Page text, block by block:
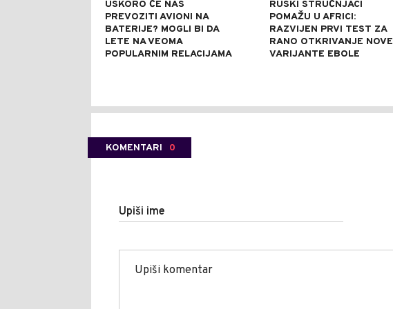
USKORO ĆE NAS
PREVOZITI AVIONI NA
BATERIJE? MOGLI BI DA
LETE NA VEOMA
POPULARNIM RELACIJAMA
RUSKI STRUČNJACI
POMAŽU U AFRICI:
RAZVIJEN PRVI TEST ZA
RANO OTKRIVANJE NOVE
VARIJANTE EBOLE
KOMENTARI 0
Upiši ime